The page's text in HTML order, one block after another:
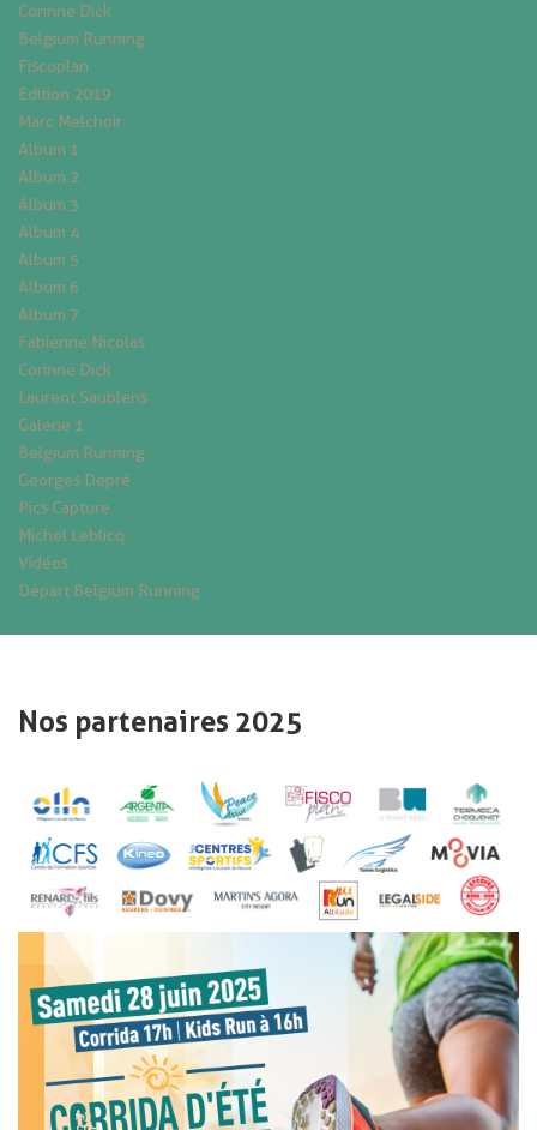
Corinne Dick
Belgium Running
Fiscoplan
Edition 2019
Marc Melchoir
Album 1
Album 2
Album 3
Album 4
Album 5
Album 6
Album 7
Fabienne Nicolas
Corinne Dick
Laurent Saublens
Galerie 1
Belgium Running
Georges Depré
Pics Capture
Michel Leblicq
Vidéos
Départ Belgium Running
Nos partenaires 2025